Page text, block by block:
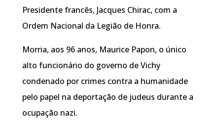
Presidente francês, Jacques Chirac, com a
Ordem Nacional da Legião de Honra.
Morria, aos 96 anos, Maurice Papon, o único
alto funcionário do governo de Vichy
condenado por crimes contra a humanidade
pelo papel na deportação de judeus durante a
ocupação nazi.